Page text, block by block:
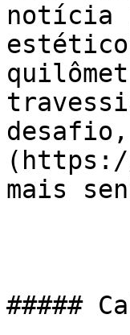
notícia
mais
#####